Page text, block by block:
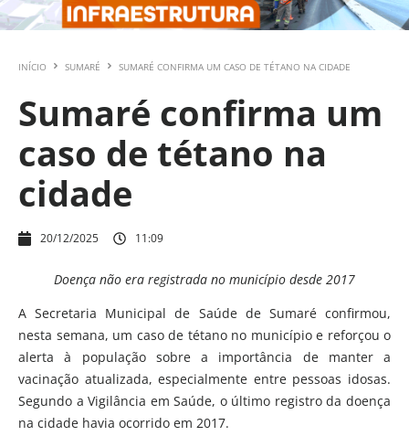
INÍCIO SUMARÉ SUMARÉ CONFIRMA UM CASO DE TÉTANO NA CIDADE
Sumaré confirma um
caso de tétano na
cidade
20/12/2025 11:09
Doença não era registrada no município desde 2017
A Secretaria Municipal de Saúde de Sumaré confirmou,
nesta semana, um caso de tétano no município e reforçou o
alerta à população sobre a importância de manter a
vacinação atualizada, especialmente entre pessoas idosas.
Segundo a Vigilância em Saúde, o último registro da doença
na cidade havia ocorrido em 2017.